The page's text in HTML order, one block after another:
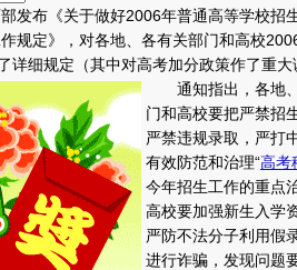
布《关于做好2006年普通高等学校招
规定》，对各地、各有关部门和高校
细规定（其中对高考加分政策作了重大
通知指出，各地
门和高校要把严禁招
严禁违规录取，严打
有效防范和治理“高考
今年招生工作的重点
高校要加强新生入学
严防不法分子利用假
进行诈骗，发现问题